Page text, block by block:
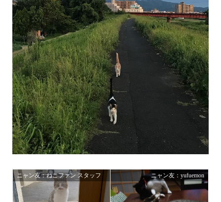
ニャン友：ねこファン スタッフ ニャン友：yufuemon